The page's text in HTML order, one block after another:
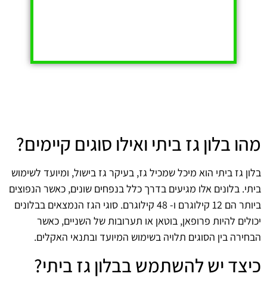
מהו בלון גז ביתי ואילו סוגים קיימים?
בלון גז ביתי הוא מיכל שמכיל גז, בעיקר גז בישול, ומיועד לשימוש
ביתי. בלונים אלו מגיעים בדרך כלל בנפחים שונים, כאשר הנפוצים
ביותר הם 12 קילוגרם ו- 48 קילוגרם. סוגי הגז הנמצאים בבלונים
יכולים להיות פרופאן, בוטאן או תערובות של השניים, כאשר
הבחירה בין הסוגים תלויה בשימוש המיועד ובתנאי האקלים.
כיצד יש להשתמש בבלון גז ביתי?